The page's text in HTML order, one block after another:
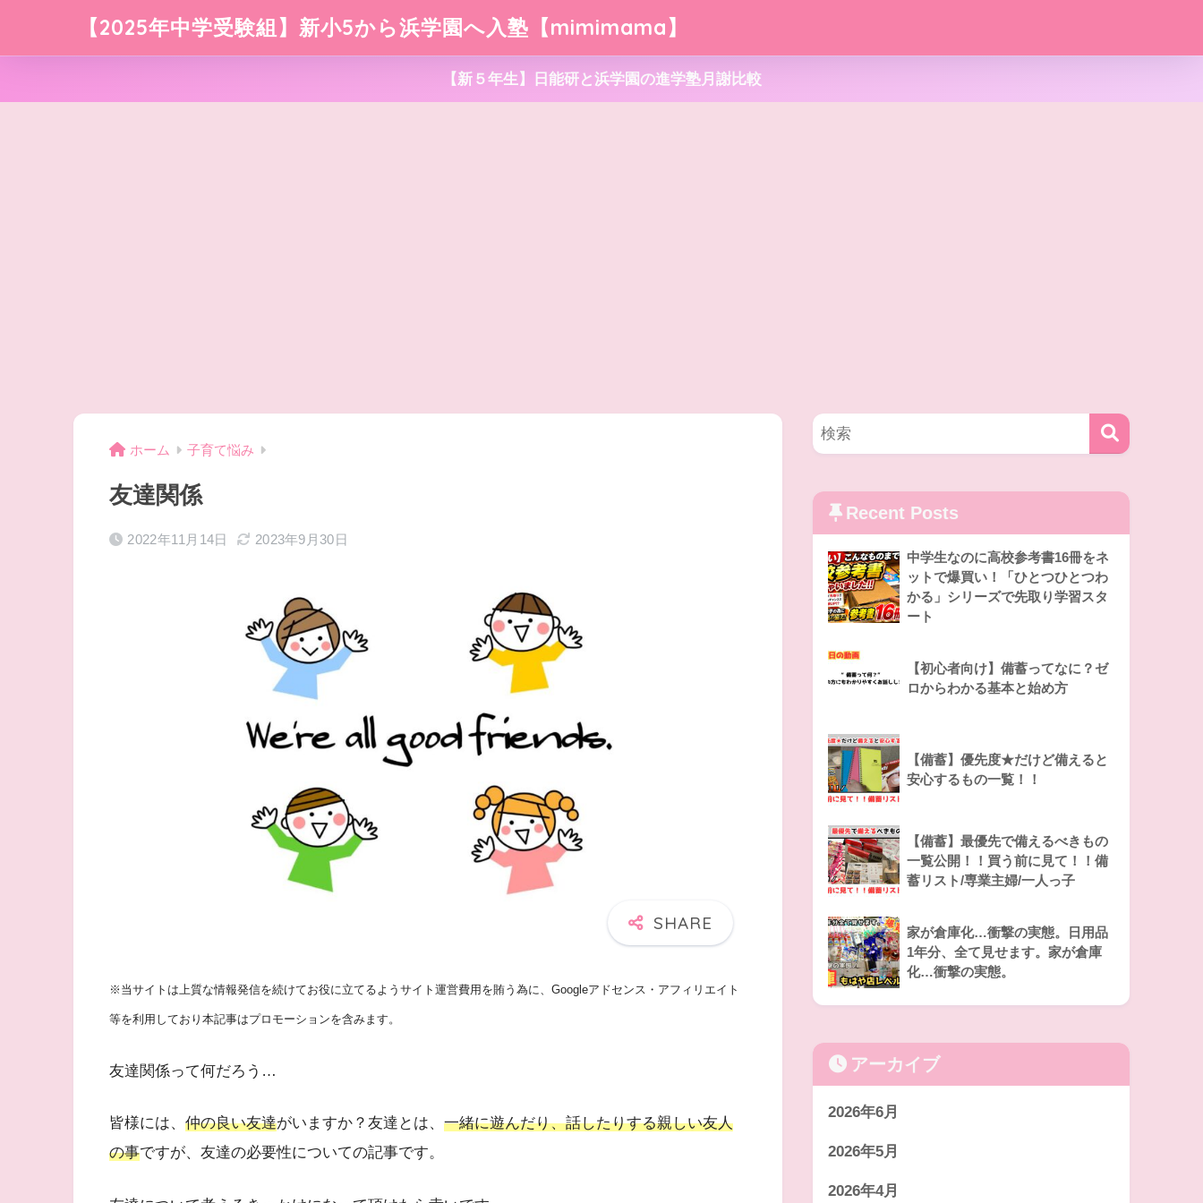
【2025年中学受験組】新小5から浜学園へ入塾【mimimama】
【新５年生】日能研と浜学園の進学塾月謝比較
ホーム 子育て悩み
友達関係
2022年11月14日 2023年9月30日
※当サイトは上質な情報発信を続けてお役に立てるようサイト運営費用を賄う為に、Googleアドセンス・アフィリエイト
等を利用しており本記事はプロモーションを含みます。
友達関係って何だろう…
皆様には、 仲の良い友達がいますか？友達とは、 一緒に遊んだり、話したりする親しい友人
の事ですが、友達の必要性についての記事です。
Recent Posts
中学生なのに高校参考書16冊をネ
ットで爆買い！「ひとつひとつわ
かる」シリーズで先取り学習スタ
ート
【初心者向け】備蓄ってなに？ゼ
ロからわかる基本と始め方
【備蓄】優先度★だけど備えると
安心するもの一覧！！
【備蓄】最優先で備えるべきもの
一覧公開！！買う前に見て！！備
蓄リスト/専業主婦/一人っ子
家が倉庫化…衝撃の実態。日用品
1年分、全て見せます。家が倉庫
化…衝撃の実態。
アーカイブ
2026年6月
2026年5月
2026年4月